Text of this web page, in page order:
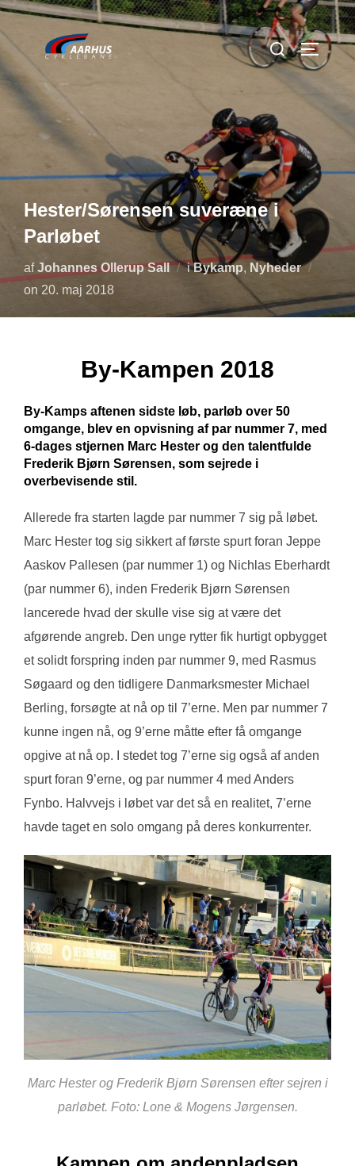
Videre
til
indhold
Søg
efter:
SLÅ
Hester/Sørensen suveræne i
Parløbet
afJohannes Ollerup Sall iBykamp, Nyheder
on Udgivet
20. maj 2018
By-Kampen 2018
By-Kamps aftenen sidste løb, parløb over 50
omgange, blev en opvisning af par nummer 7, med
6-dages stjernen Marc Hester og den talentfulde
Frederik Bjørn Sørensen, som sejrede i
overbevisende stil.
Allerede fra starten lagde par nummer 7 sig på løbet.
Marc Hester tog sig sikkert af første spurt foran Jeppe
Aaskov Pallesen (par nummer 1) og Nichlas Eberhardt
(par nummer 6), inden Frederik Bjørn Sørensen
lancerede hvad der skulle vise sig at være det
afgørende angreb. Den unge rytter fik hurtigt opbygget
et solidt forspring inden par nummer 9, med Rasmus
Søgaard og den tidligere Danmarksmester Michael
Berling, forsøgte at nå op til 7’erne. Men par nummer 7
kunne ingen nå, og 9’erne måtte efter få omgange
opgive at nå op. I stedet tog 7’erne sig også af anden
spurt foran 9’erne, og par nummer 4 med Anders
Fynbo. Halvvejs i løbet var det så en realitet, 7’erne
havde taget en solo omgang på deres konkurrenter.
Marc Hester og Frederik Bjørn Sørensen efter sejren i
parløbet. Foto: Lone & Mogens Jørgensen.